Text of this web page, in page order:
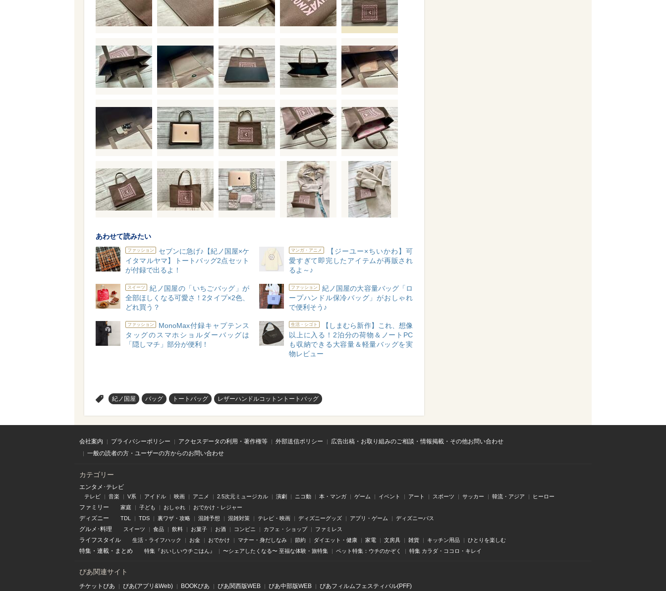
あわせて読みたい
ファッション
セブンに急げ♪【紀ノ国屋×ケ
イタマルヤマ】トートバッグ2点セット
が付録で出るよ！
マンガ・アニメ
【ジーユー×ちいかわ】可
愛すぎて即完したアイテムが再販され
るよ～♪
スイーツ
紀ノ国屋の「いちごバッグ」が
全部ほしくなる可愛さ！2タイプ×2色、
どれ買う？
ファッション
紀ノ国屋の大容量バッグ「ロ
ープハンドル保冷バッグ」がおしゃれ
で便利そう♪
ファッション
MonoMax付録キャプテンス
タッグのスマホショルダーバッグは
「隠しマチ」部分が便利！
生活・シゴト
【しまむら新作】これ、想像
以上に入る！2泊分の荷物＆ノートPC
も収納できる大容量＆軽量バッグを実
物レビュー
紀ノ国屋 バッグ トートバッグ レザーハンドルコットントートバッグ
会社案内 プライバシーポリシー アクセスデータの利用・著作権等 外部送信ポリシー
広告出稿・お取り組みのご相談・情報掲載・その他お問い合わせ
一般の読者の方・ユーザーの方からのお問い合わせ
カテゴリー
エンタメ･テレビ
テレビ 音楽 V系 アイドル 映画 アニメ 2.5次元ミュージカル 演劇 ニコ動 本・マンガ ゲーム イベント アート スポーツ サッカー 韓流・アジア ヒーロー
ファミリー 家庭 子ども おしゃれ おでかけ・レジャー
ディズニー TDL TDS 裏ワザ・攻略 混雑予想 混雑対策 テレビ・映画 ディズニーグッズ アプリ・ゲーム ディズニーパス
グルメ･料理 スイーツ 食品 飲料 お菓子 お酒 コンビニ カフェ・ショップ ファミレス
ライフスタイル 生活・ライフハック お金 おでかけ マナー・身だしなみ 節約 ダイエット・健康 家電 文房具 雑貨 キッチン用品 ひとりを楽しむ
特集 ・ 連載 ・ まとめ 特集『おいしいウチごはん』 〜シェアしたくなる〜 至福な体験・旅特集 ペット特集：ウチのかぞく 特集 カラダ・ココロ・キレイ
ぴあ関連サイト
チケットぴあ ぴあ(アプリ&Web) BOOKぴあ ぴあ関⻄版WEB ぴあ中部版WEB ぴあフィルムフェスティバル(PFF)